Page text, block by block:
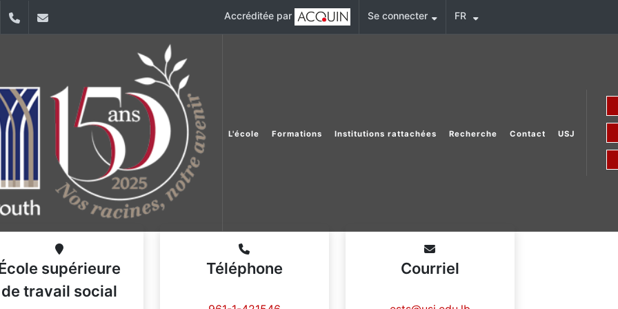
YouTube+961 (1) 421 220 Accréditée par Se connecter FR
L'école Formations Institutions rattachées Recherche Contact USJ
supérieure
de travail social
Téléphone Courriel